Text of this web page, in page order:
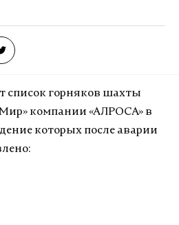
список горняков шахты
компании «АЛРОСА» в
которых после аварии